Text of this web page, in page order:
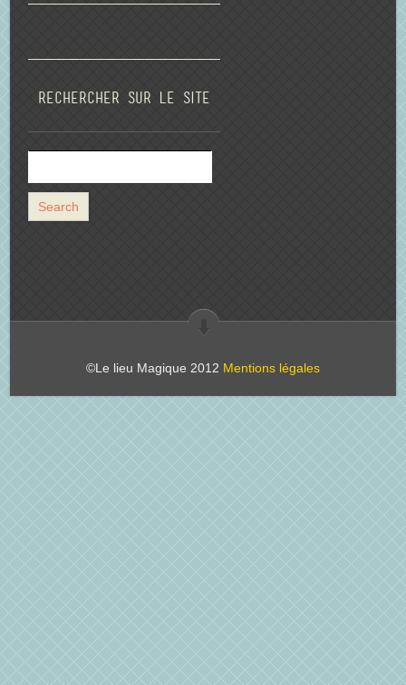
Rechercher sur le site
©Le lieu Magique 2012 Mentions légales